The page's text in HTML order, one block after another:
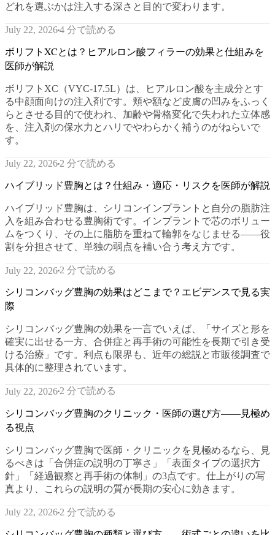
どれを選ぶかは注入する深さと目的で変わります。
July 22, 20264 分で読める
ボリフトXCとは？ヒアルロン酸フィラーの効果と仕組みを
医師が解説
ボリフトXC（VYC-17.5L）は、ヒアルロン酸を主成分とす
る中顔面向けの注入剤です。頬や額など皮膚の凹みをふっく
らとさせる目的で使われ、加齢や骨格変化で失われた立体感
を、注入剤の保水力とハリでやわらかく補うのがねらいで
す。
July 22, 2026 2 分で読める
ハイブリッド豊胸とは？仕組み・適応・リスクを医師が解説
ハイブリッド豊胸は、シリコンインプラントと自分の脂肪注
入を組み合わせる豊胸術です。インプラントで芯のボリュー
ムをつくり、その上に脂肪を重ねて輪郭をなじませる——役
割を分担させて、単独の弱点を補い合う考え方です。
July 22, 2026 2 分で読める
シリコンバッグ豊胸の効果はどこまで？エビデンスで見る実
際
シリコンバッグ豊胸の効果を一言でいえば、「サイズと形を
確実に出せる一方、合併症と再手術の可能性を長期で引き受
ける治療」です。利点も限界も、近年の総説と市販後調査で
具体的に整理されています。
July 22, 2026 2 分で読める
シリコンバッグ豊胸のクリニック・医師の選び方——見極め
る視点
シリコンバッグ豊胸で医師・クリニックを見極めるなら、見
るべきは「合併症の説明の丁寧さ」「表面タイプの選択方
針」「経過観察と再手術の体制」の3点です。仕上がりの写
真より、これらの説明の質が長期の安心に効きます。
July 22, 2026 2 分で読める